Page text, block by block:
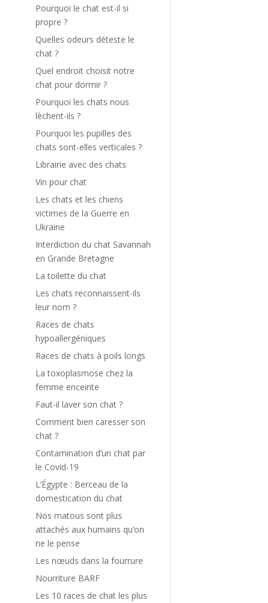
Pourquoi le chat est-il si
propre ?
Quelles odeurs déteste le
chat ?
Quel endroit choisit notre
chat pour dormir ?
Pourquoi les chats nous
lèchent-ils ?
Pourquoi les pupilles des
chats sont-elles verticales ?
Librairie avec des chats
Vin pour chat
Les chats et les chiens
victimes de la Guerre en
Ukraine
Interdiction du chat Savannah
en Grande Bretagne
La toilette du chat
Les chats reconnaissent-ils
leur nom ?
Races de chats
hypoallergéniques
Races de chats à poils longs
La toxoplasmose chez la
femme enceinte
Faut-il laver son chat ?
Comment bien caresser son
chat ?
Contamination d’un chat par
le Covid-19
L’Égypte : Berceau de la
domestication du chat
Nos matous sont plus
attachés aux humains qu’on
ne le pense
Les nœuds dans la fourrure
Nourriture BARF
Les 10 races de chat les plus